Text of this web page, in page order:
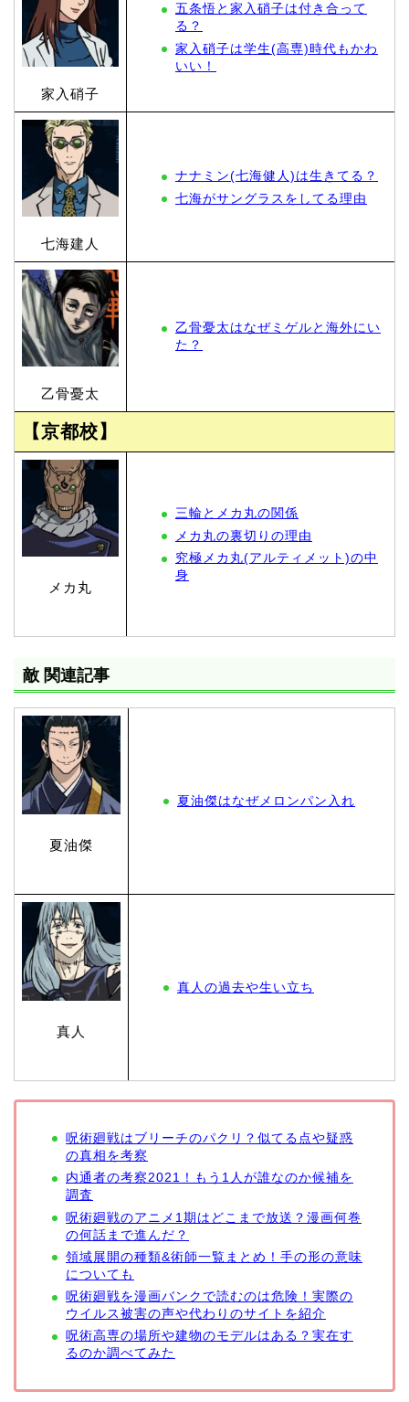
家入硝子
五条悟と家入硝子は付き合って
る？
家入硝子は学生(高専)時代もかわ
いい！
七海建人
ナナミン(七海健人)は生きてる？
七海がサングラスをしてる理由
乙骨憂太
乙骨憂太はなぜミゲルと海外にい
た？
【京都校】
メカ丸
三輪とメカ丸の関係
メカ丸の裏切りの理由
究極メカ丸(アルティメット)の中
身
敵 関連記事
夏油傑
夏油傑はなぜメロンパン入れ
真人
真人の過去や生い立ち
呪術廻戦はブリーチのパクリ？似てる点や疑惑
の真相を考察
内通者の考察2021！もう1人が誰なのか候補を
調査
呪術廻戦のアニメ1期はどこまで放送？漫画何巻
の何話まで進んだ？
領域展開の種類&術師一覧まとめ！手の形の意味
についても
呪術廻戦を漫画バンクで読むのは危険！実際の
ウイルス被害の声や代わりのサイトを紹介
呪術高専の場所や建物のモデルはある？実在す
るのか調べてみた